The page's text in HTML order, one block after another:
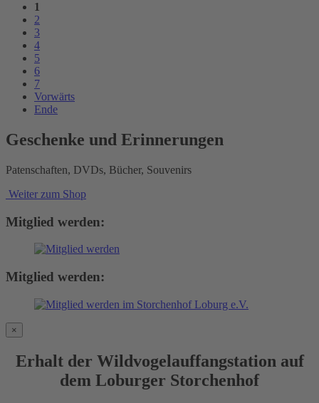
1
2
3
4
5
6
7
Vorwärts
Ende
Geschenke und Erinnerungen
Patenschaften, DVDs, Bücher, Souvenirs
Weiter zum Shop
Mitglied werden:
Mitglied werden:
×
Erhalt der Wildvogelauffangstation auf
dem Loburger Storchenhof